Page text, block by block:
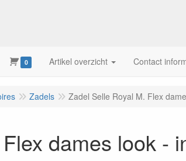
0 Artikel overzicht Contact
Zadels Zadel Selle Royal M. Flex
dames look -